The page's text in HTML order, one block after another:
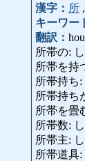
漢字： 所 ,
キーワー
翻訳：
所帯の:
所帯を持
所帯持ち:
所帯持ち
所帯を畳
所帯数:
所帯主:
所帯道具: